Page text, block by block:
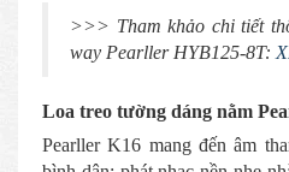
>>> Tham khảo chi tiết
way Pearller HYB125-8T:
Loa treo tường dáng nằm
Pearller K16 mang đến âm